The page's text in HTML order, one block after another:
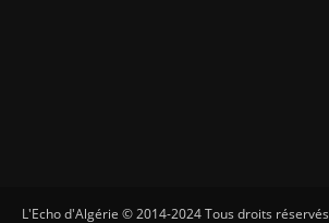
L'Echo d'Algérie © 2014-2024 Tous droits réservés